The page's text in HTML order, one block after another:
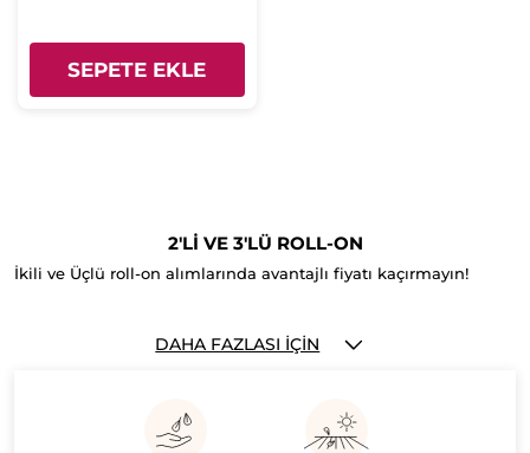
SEPETE EKLE
2'Lİ VE 3'LÜ ROLL-ON
İkili ve Üçlü roll-on alımlarında avantajlı fiyatı kaçırmayın!
DAHA FAZLASI İÇIN